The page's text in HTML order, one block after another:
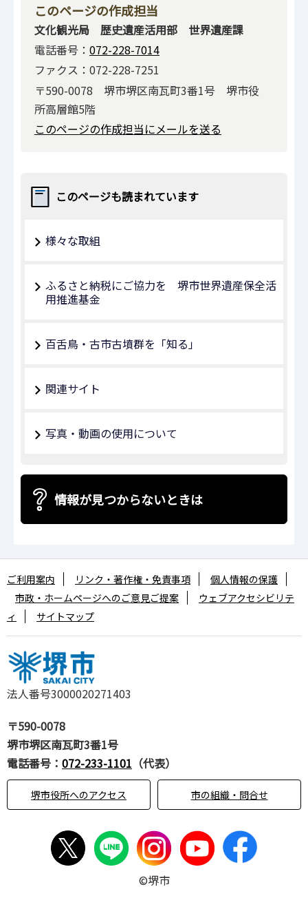
このページの作成担当
文化観光局 歴史遺産活用部 世界遺産課
電話番号： 072-228-7014
ファクス：072-228-7251
〒590-0078 堺市堺区南瓦町3番1号 堺市役
所高層館5階
このページの作成担当にメールを送る
このページも読まれています
様々な取組
ふるさと納税にご協力を 堺市世界遺産保全活
用推進基金
百舌鳥・古市古墳群を「知る」
関連サイト
写真・動画の使用について
情報が見つからないときは
法人番号3000020271403
〒590-0078
堺市堺区南瓦町3番1号
電話番号： 072-233-1101 （代表）
堺市役所へのアクセス 市の組織・問合せ
ご利用案内 リンク・著作権・免責事項
個人情報の保護
市政・ホームページへのご意見ご提案
ウェブアクセシビリテ
ィ
サイトマップ
©堺市